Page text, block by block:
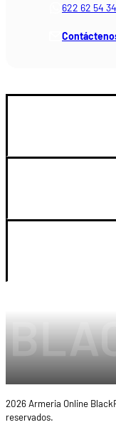
622 62 54 34
2026 Armeria Online
reservados.